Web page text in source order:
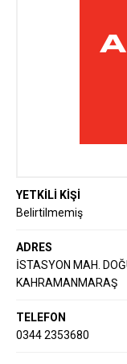
YETKİLİ KİŞİ
Belirtilmemiş
ADRES
İSTASYON MAH.
KAHRAMANMARAŞ
TELEFON
0344 2353680